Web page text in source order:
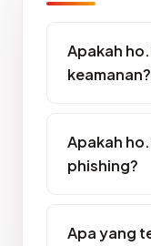
Apakah
keamanan?
Apakah
phishing?
Apa yang